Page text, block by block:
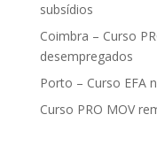
subsídios
Coimbra – Curso
desempregados
Porto – Curso EFA
Curso PRO MOV